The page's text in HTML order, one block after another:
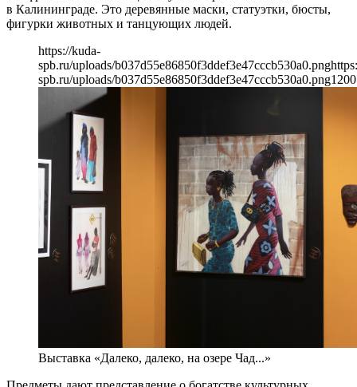
в Калининграде. Это деревянные маски, статуэтки, бюсты,
фигурки животных и танцующих людей.
https://kuda-
spb.ru/uploads/b037d55e86850f3ddef3e47cccb530a0.png
spb.ru/uploads/b037d55e86850f3ddef3e47cccb530a0.png1200
Выставка «Далеко, далеко, на озере Чад...»